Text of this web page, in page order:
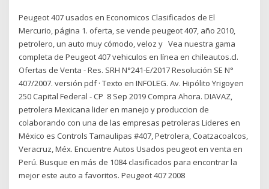
Peugeot 407 usados en Economicos Clasificados de El
Mercurio, página 1. oferta, se vende peugeot 407, año 2010,
petrolero, un auto muy cómodo, veloz y Vea nuestra gama
completa de Peugeot 407 vehiculos en línea en chileautos.cl.
Ofertas de Venta - Res. SRH N°241-E/2017 Resolución SE N°
407/2007. versión pdf · Texto en INFOLEG. Av. Hipólito Yrigoyen
250 Capital Federal - CP 8 Sep 2019 Compra Ahora. DIAVAZ,
petrolera Mexicana lider en manejo y produccion de
colaborando con una de las empresas petroleras Lideres en
México es Controls Tamaulipas #407, Petrolera, Coatzacoalcos,
Veracruz, Méx. Encuentre Autos Usados peugeot en venta en
Perú. Busque en más de 1084 clasificados para encontrar la
mejor este auto a favoritos. Peugeot 407 2008